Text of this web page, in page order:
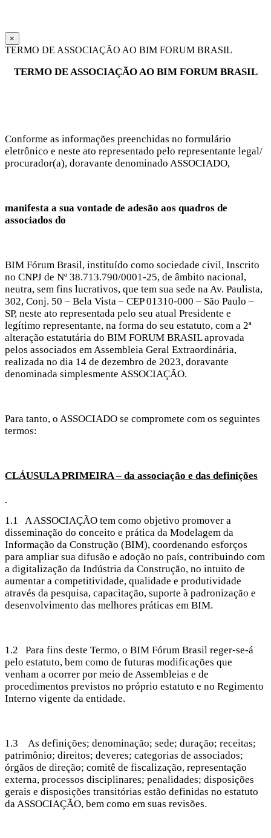
×
TERMO DE ASSOCIAÇÃO AO BIM FORUM BRASIL
TERMO DE ASSOCIAÇÃO AO BIM FORUM BRASIL
Conforme as informações preenchidas no formulário
eletrônico e neste ato representado pelo representante legal/
procurador(a), doravante denominado ASSOCIADO,
manifesta a sua vontade de adesão aos quadros de
associados do
BIM Fórum Brasil, instituído como sociedade civil, Inscrito
no CNPJ de Nº 38.713.790/0001-25, de âmbito nacional,
neutra, sem fins lucrativos, que tem sua sede na Av. Paulista,
302, Conj. 50 – Bela Vista – CEP 01310-000 – São Paulo –
SP, neste ato representada pelo seu atual Presidente e
legítimo representante, na forma do seu estatuto, com a 2ª
alteração estatutária do BIM FORUM BRASIL aprovada
pelos associados em Assembleia Geral Extraordinária,
realizada no dia 14 de dezembro de 2023, doravante
denominada simplesmente ASSOCIAÇÃO.
Para tanto, o ASSOCIADO se compromete com os seguintes
termos:
CLÁUSULA PRIMEIRA – da associação e das definições
1.1 A ASSOCIAÇÃO tem como objetivo promover a
disseminação do conceito e prática da Modelagem da
Informação da Construção (BIM), coordenando esforços
para ampliar sua difusão e adoção no país, contribuindo com
a digitalização da Indústria da Construção, no intuito de
aumentar a competitividade, qualidade e produtividade
através da pesquisa, capacitação, suporte à padronização e
desenvolvimento das melhores práticas em BIM.
1.2 Para fins deste Termo, o BIM Fórum Brasil reger-se-á
pelo estatuto, bem como de futuras modificações que
venham a ocorrer por meio de Assembleias e de
procedimentos previstos no próprio estatuto e no Regimento
Interno vigente da entidade.
1.3 As definições; denominação; sede; duração; receitas;
patrimônio; direitos; deveres; categorias de associados;
órgãos de direção; comitê de fiscalização, representação
externa, processos disciplinares; penalidades; disposições
gerais e disposições transitórias estão definidas no estatuto
da ASSOCIAÇÃO, bem como em suas revisões.